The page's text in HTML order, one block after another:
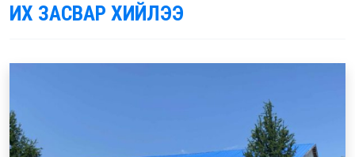
ИХ ЗАСВАР ХИЙЛЭЭ